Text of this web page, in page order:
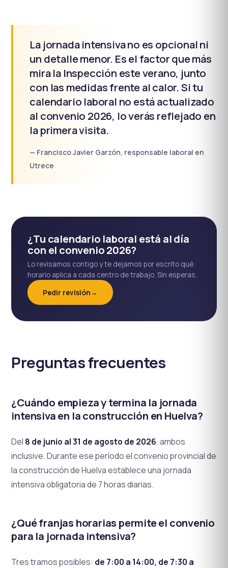
La jornada intensiva no es opcional ni
un detalle menor. Es el factor que más
mira la Inspección este verano, junto
con las medidas frente al calor. Si tu
calendario laboral no está actualizado
al convenio 2026, lo verás reflejado en
la primera visita.
— Francisco Javier Garzón, responsable laboral en
Utrece
¿Tu calendario laboral está al día
con el convenio 2026?
Lo revisamos contigo y te dejamos por escrito qué
horario aplica a cada centro de trabajo. Sin esperas.
Pedir revisión→
Preguntas frecuentes
¿Cuándo empieza y termina la jornada
intensiva en la construcción en Huelva?
Del 8 de junio al 31 de agosto de 2026, ambos
inclusive. Durante ese período el convenio provincial de
la construcción de Huelva establece una jornada
intensiva obligatoria de 7 horas diarias.
¿Qué franjas horarias permite el convenio
para la jornada intensiva?
Tres tramos posibles: de 7:00 a 14:00, de 7:30 a